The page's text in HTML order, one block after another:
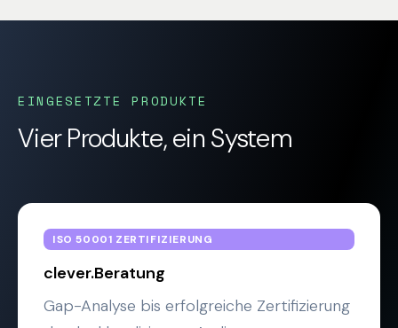
EINGESETZTE PRODUKTE
Vier Produkte, ein System
ISO 50001 ZERTIFIZIERUNG
clever.Beratung
Gap-Analyse bis erfolgreiche Zertifizierung